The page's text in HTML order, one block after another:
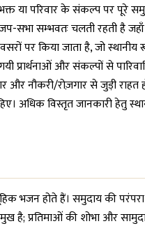
या परिवार के संकल्प पर पूरे
जप-सभा सम्भवतः चलती रहती है
किया जाता है, जो स्थानीय
प्रार्थनाओं और संकल्पों से
और नौकरी/रोज़गार से जुड़ी
अधिक विस्तृत जानकारी हेतु
भजन होते हैं। समुदाय की
है; प्रतिमाओं की शोभा और